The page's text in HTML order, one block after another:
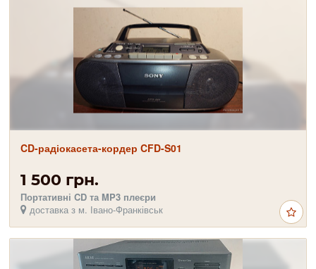
CD-радіокасета-кордер CFD-S01
1 500 грн.
Портативні CD та MP3 плеєри
доставка з м. Івано-Франківськ